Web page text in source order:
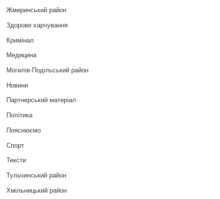
Жмеринський район
Здорове харчування
Кримінал
Медицина
Могилів-Подільський район
Новини
Партнерський матеріал
Політика
Пояснюємо
Спорт
Тексти
Тульчинський район
Хмільницький район